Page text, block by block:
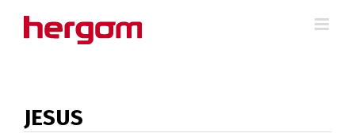
JESUS